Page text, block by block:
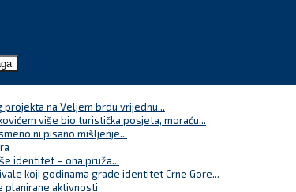
na Veljem brdu vrijednu...
više bio turistička posjeta, moraću...
ni pisano mišljenje...
identitet – ona pruža...
koji godinama grade identitet Crne Gore...
planirane aktivnosti